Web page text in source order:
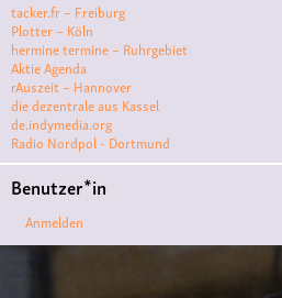
ismuskunst
VKqueer#Demo
ve
#film #kino
#filmclub#Münster
#menschenrechte
#filmwerkstatttmünster
tacker.fr – Freiburg
Plotter – Köln
hermine termine – Ruhrgebiet
Aktie Agenda
rAuszeit – Hannover
die dezentrale aus Kassel
de.indymedia.org
Radio Nordpol - Dortmund
Benutzer*in
Anmelden